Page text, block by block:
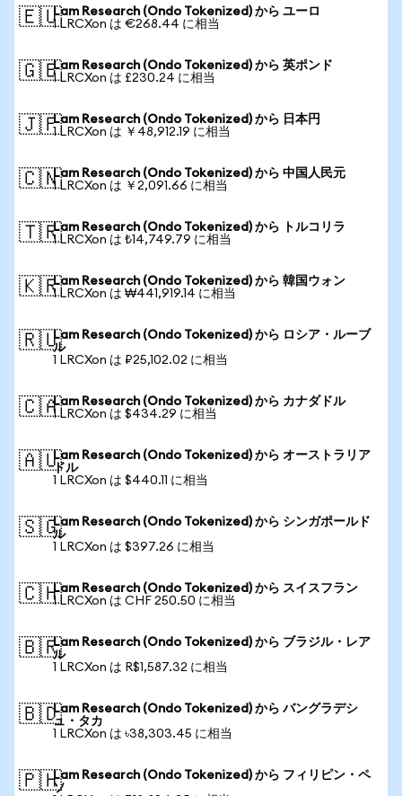
🇪🇺Lam Research (Ondo Tokenized) から ユーロ
1 LRCXon は €268.44 に相当
🇬🇧Lam Research (Ondo Tokenized) から 英ポンド
1 LRCXon は £230.24 に相当
🇯🇵Lam Research (Ondo Tokenized) から 日本円
1 LRCXon は ￥48,912.19 に相当
🇨🇳Lam Research (Ondo Tokenized) から 中国人民元
1 LRCXon は ￥2,091.66 に相当
🇹🇷Lam Research (Ondo Tokenized) から トルコリラ
1 LRCXon は ₺14,749.79 に相当
🇰🇷Lam Research (Ondo Tokenized) から 韓国ウォン
1 LRCXon は ₩441,919.14 に相当
🇷🇺Lam Research (Ondo Tokenized) から ロシア・ルーブ
ル
1 LRCXon は ₽25,102.02 に相当
🇨🇦Lam Research (Ondo Tokenized) から カナダドル
1 LRCXon は $434.29 に相当
🇦🇺Lam Research (Ondo Tokenized) から オーストラリア
ドル
1 LRCXon は $440.11 に相当
🇸🇬Lam Research (Ondo Tokenized) から シンガポールド
ル
1 LRCXon は $397.26 に相当
🇨🇭Lam Research (Ondo Tokenized) から スイスフラン
1 LRCXon は CHF 250.50 に相当
🇧🇷Lam Research (Ondo Tokenized) から ブラジル・レア
ル
1 LRCXon は R$1,587.32 に相当
🇧🇩Lam Research (Ondo Tokenized) から バングラデシ
ュ・タカ
1 LRCXon は ৳38,303.45 に相当
🇵🇭Lam Research (Ondo Tokenized) から フィリピン・ペ
ソ